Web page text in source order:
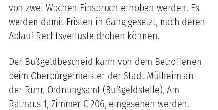
von zwei Wochen Einspruch erhoben werden. Es
werden damit Fristen in Gang gesetzt, nach deren
Ablauf Rechtsverluste drohen können.
Der Bußgeldbescheid kann von dem Betroffenen
beim Oberbürgermeister der Stadt Mülheim an
der Ruhr, Ordnungsamt (Bußgeldstelle), Am
Rathaus 1, Zimmer C 206, eingesehen werden.